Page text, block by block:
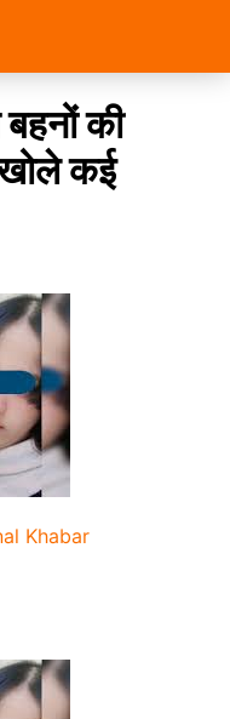
की
कई
Khabar